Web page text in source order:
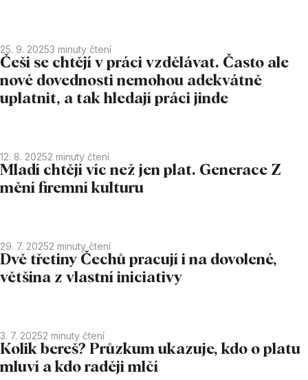
25. 9. 20253 minuty čtení
Češi se chtějí v práci vzdělávat. Často ale
nové dovednosti nemohou adekvátně
uplatnit, a tak hledají práci jinde
12. 8. 20252 minuty čtení
Mladí chtějí víc než jen plat. Generace Z
mění firemní kulturu
29. 7. 20252 minuty čtení
Dvě třetiny Čechů pracují i na dovolené,
většina z vlastní iniciativy
3. 7. 20252 minuty čtení
Kolik bereš? Průzkum ukazuje, kdo o platu
mluví a kdo raději mlčí